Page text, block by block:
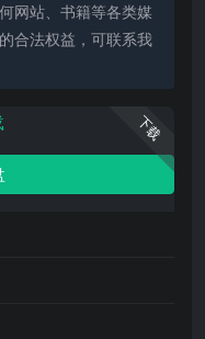
网站、书籍等各类媒
合法权益，可联系我
下载